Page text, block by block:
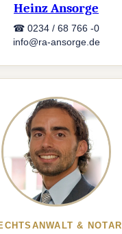
Heinz Ansorge
☎ 0234 / 68 766 -0
info@ra-ansorge.de
& NOTAR